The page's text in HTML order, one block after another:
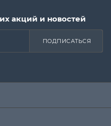
акций и новостей
ПОДПИСАТЬСЯ